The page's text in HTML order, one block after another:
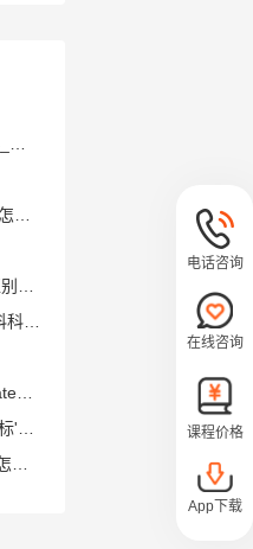
英语实验室用语如何赋能跨学科科学教育？
punctuate是什么意思_punctuate怎么读_音标ˈpʌŋktʃueɪt
电话咨询
在线咨询
课程价格
App下载